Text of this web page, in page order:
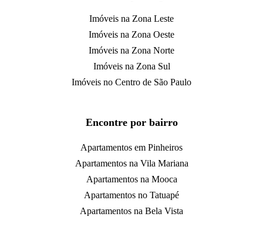
Imóveis na Zona Leste
Imóveis na Zona Oeste
Imóveis na Zona Norte
Imóveis na Zona Sul
Imóveis no Centro de São Paulo
Encontre por bairro
Apartamentos em Pinheiros
Apartamentos na Vila Mariana
Apartamentos na Mooca
Apartamentos no Tatuapé
Apartamentos na Bela Vista